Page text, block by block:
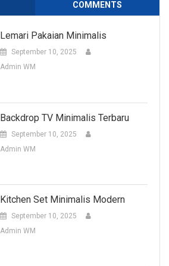
COMMENTS
Lemari Pakaian Minimalis
September 10, 2025
Admin WM
Backdrop TV Minimalis Terbaru
September 10, 2025
Admin WM
Kitchen Set Minimalis Modern
September 10, 2025
Admin WM